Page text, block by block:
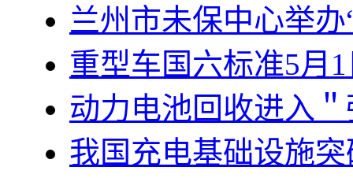
兰州市未保中心举
重型车国六标准5月
动力电池回收进入
我国充电基础设施